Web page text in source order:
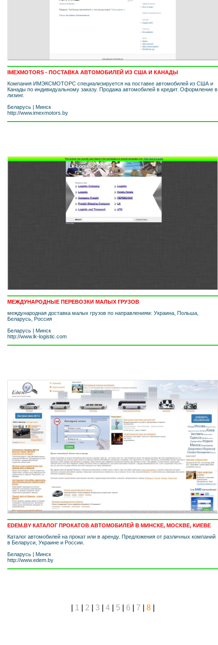
IMEXMOTORS - ПОСТАВКА АВТОМОБИЛЕЙ ИЗ США И КАНАДЫ
Компания ИМЭКСМОТОРС специализируется на поставке автомобилей из США и
Канады по индивидуальному заказу. Продажа автомобилей в кредит. Оформление в
лизинг.
Беларусь | Минск
http://www.imexmotors.by
МЕЖДУНАРОДНЫЕ ПЕРЕВОЗКИ МАЛЫХ ГРУЗОВ
международная доставка малых грузов по направлениям: Украина, Польша,
Беларусь, Россия
Беларусь | Минск
http://www.lk-logistic.com
EDEM.BY КАТАЛОГ ПРОКАТОВ АВТОМОБИЛЕЙ В МИНСКЕ, МОСКВЕ, КИЕВЕ
Каталог автомобилей на прокат или в аренду. Предложения от различных компаний
в Беларуси, Украине и России.
Беларусь | Минск
http://www.edem.by
1 2 3 4| 5 6 7 8|